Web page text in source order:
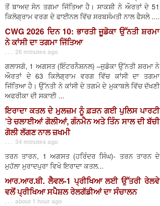
ਤੋਂ ਬਾਅਦ ਸੋਨ ਤਗਮਾ ਜਿੱਤਿਆ ਹੈ। ਸਾਕਸ਼ੀ ਨੇ ਔਰਤਾਂ ਦੇ 51
ਕਿਲੋਗ੍ਰਾਮ ਵਰਗ ਦੇ ਫਾਈਨਲ ਵਿੱਚ ਸਰਬਸੰਮਤੀ ਨਾਲ ਫੈਸਲੇ ....
CWG 2026 ਦਿਨ 10: ਭਾਰਤੀ ਜੂਡੋਕਾ ਉੱਨਤੀ ਸ਼ਰਮਾ
ਨੇ ਕਾਂਸੀ ਦਾ ਤਗਮਾ ਜਿੱਤਿਆ
. . . 26 minutes ago
ਗਲਾਸਗੋ, 1 ਅਗਸਤ (ਇੰਟਰਨੈਸ਼ਨਲ) –ਜੁਡੋਕਾ ਉੱਨਤੀ ਸ਼ਰਮਾ ਨੇ
ਔਰਤਾਂ ਦੇ 63 ਕਿਲੋਗ੍ਰਾਮ ਵਰਗ ਵਿੱਚ ਕਾਂਸੀ ਦਾ ਤਗਮਾ
ਜਿੱਤਿਆ ਹੈ। ਉੱਨਤੀ ਨੇ ਕਾਂਸੀ ਦੇ ਤਗਮੇ ਦੇ ਮੁਕਾਬਲੇ ਵਿੱਚ ਦੱਖਣੀ
ਅਫਰੀਕਾ ਦੀ ਸਕਾਈ ...
ਇਰਾਦਾ ਕਤਲ ਦੇ ਮੁਲਜ਼ਮ ਨੂੰ ਫ਼ੜਨ ਗਈ ਪੁਲਿਸ ਪਾਰਟੀ
’ਤੇ ਚਲਾਈਆਂ ਗੋਲੀਆਂ, ਗੰਨਮੈਨ ਅਤੇ ਤਿੰਨ ਸਾਲ ਦੀ ਬੱਚੀ
ਗੋਲੀ ਲੱਗਣ ਨਾਲ ਜ਼ਖਮੀ
. . . 34 minutes ago
ਤਰਨ ਤਾਰਨ, 1 ਅਗਸਤ (ਹਰਿੰਦਰ ਸਿੰਘ)- ਤਰਨ ਤਾਰਨ ਦੇ
ਮੁਹੱਲਾ ਮੁਰਾਦਪੁਰਾ ਵਿਖੇ ਇਰਾਦਾ ਕਤਲ...
ਆਰ.ਆਰ.ਬੀ. ਲੈਵਲ-1 ਪ੍ਰੀਖਿਆ ਲਈ ਉੱਤਰੀ ਰੇਲਵੇ
ਵਲੋਂ ਪ੍ਰੀਖਿਆ ਸਪੈਸ਼ਲ ਰੇਲਗੱਡੀਆਂ ਦਾ ਸੰਚਾਲਨ
. . . about 1 hour ago